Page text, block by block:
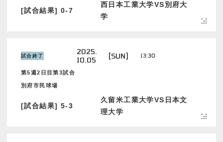
[試合結果] 0-7
西日本工業大学VS別府大
学
試合終了
2025.
10.05
[SUN] 13:30
第5週2日目第3試合
別府市民球場
[試合結果] 5-3
久留米工業大学VS日本文
理大学